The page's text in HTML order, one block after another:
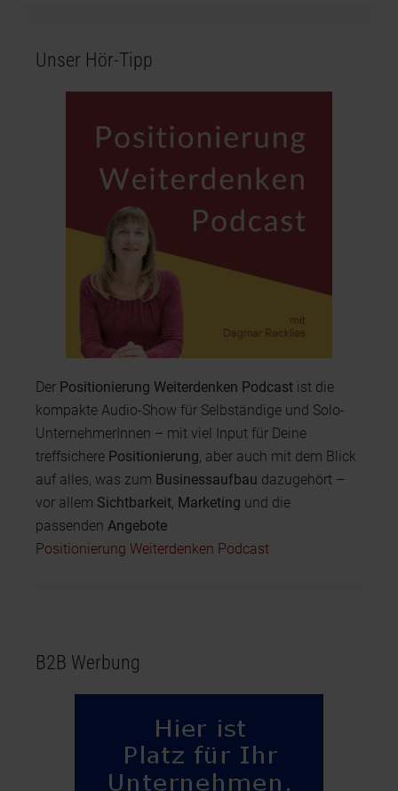
Unser Hör-Tipp
Der Positionierung Weiterdenken Podcast ist die
kompakte Audio-Show für Selbständige und Solo-
UnternehmerInnen – mit viel Input für Deine
treffsichere Positionierung, aber auch mit dem Blick
auf alles, was zum Businessaufbau dazugehört –
vor allem Sichtbarkeit, Marketing und die
passenden Angebote
Positionierung Weiterdenken Podcast
B2B Werbung